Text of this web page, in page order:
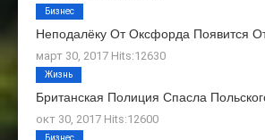
Неподалёку От Оксфорда Появится
март 30, 2017 Hits:12630
Бизнес
Британская Полиция Спасла
окт 30, 2017 Hits:12600
Жизнь
Бизнес